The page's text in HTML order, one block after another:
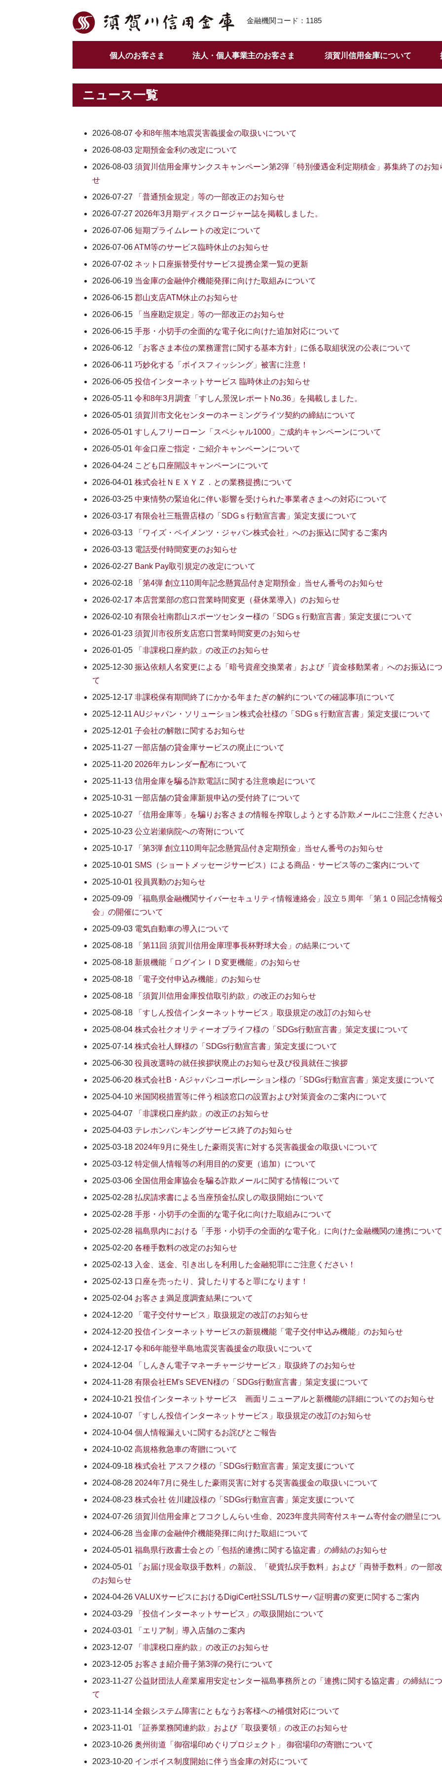
金融機関コード：1185
個人のお客さま 法人・個人事業主のお客さま 須賀川信用金庫について
ニュース一覧
2026-08-07 令和8年熊本地震災害義援金の取扱いについて
2026-08-03 定期預金金利の改定について
2026-08-03 須賀川信用金庫サンクスキャンペーン第2弾「特別優遇金利定期積金」募集終了のお知
せ
2026-07-27
「普通預金規定」等の一部改正のお知らせ
2026-07-27 2026年3月期ディスクロージャー誌を掲載しました。
2026-07-06 短期プライムレートの改定について
2026-07-06ATM等のサービス臨時休止のお知らせ
2026-07-02 ネット口座振替受付サービス提携企業一覧の更新
2026-06-19 当金庫の金融仲介機能発揮に向けた取組みについて
2026-06-15 郡山支店ATM休止のお知らせ
2026-06-15
「当座勘定規定」等の一部改正のお知らせ
2026-06-15 手形・小切手の全面的な電子化に向けた追加対応について
2026-06-12
「お客さま本位の業務運営に関する基本方針」に係る取組状況の公表について
2026-06-11 巧妙化する「ボイスフィッシング」被害に注意！
2026-06-05 投信インターネットサービス 臨時休止のお知らせ
2026-05-11 令和8年3月調査「すしん景況レポートNo.36」を掲載しました。
2026-05-01 須賀川市文化センターのネーミングライツ契約の締結について
2026-05-01 すしんフリーローン「スペシャル1000」ご成約キャンペーンについて
2026-05-01 年金口座ご指定・ご紹介キャンペーンについて
2026-04-24 こども口座開設キャンペーンについて
2026-04-01 株式会社ＮＥＸＹＺ．との業務提携について
2026-03-25 中東情勢の緊迫化に伴い影響を受けられた事業者さまへの対応について
2026-03-17 有限会社三瓶畳店様の「SDGｓ行動宣言書」策定支援について
2026-03-13
「ワイズ・ペイメンツ・ジャパン株式会社」へのお振込に関するご案内
2026-03-13 電話受付時間変更のお知らせ
2026-02-27 Bank Pay取引規定の改定について
2026-02-18
「第4弾 創立110周年記念懸賞品付き定期預金」当せん番号のお知らせ
2026-02-17 本店営業部の窓口営業時間変更（昼休業導入）のお知らせ
2026-02-10 有限会社南郡山スポーツセンター様の「SDGｓ行動宣言書」策定支援について
2026-01-23 須賀川市役所支店窓口営業時間変更のお知らせ
2026-01-05
「非課税口座約款」の改正のお知らせ
2025-12-30 振込依頼人名変更による「暗号資産交換業者」および「資金移動業者」へのお振込に
て
2025-12-17 非課税保有期間終了にかかる年またぎの解約についての確認事項について
2025-12-11 AUジャパン・ソリューション株式会社様の「SDGｓ行動宣言書」策定支援について
2025-12-01 子会社の解散に関するお知らせ
2025-11-27 一部店舗の貸金庫サービスの廃止について
2025-11-20 2026年カレンダー配布について
2025-11-13 信用金庫を騙る詐欺電話に関する注意喚起について
2025-10-31 一部店舗の貸金庫新規申込の受付終了について
2025-10-27
「信用金庫等」を騙りお客さまの情報を搾取しようとする詐欺メールにご注意ください
2025-10-23 公立岩瀬病院への寄附について
2025-10-17
「第3弾 創立110周年記念懸賞品付き定期預金」当せん番号のお知らせ
2025-10-01 SMS（ショートメッセージサービス）による商品・サービス等のご案内について
2025-10-01 役員異動のお知らせ
2025-09-09
「福島県金融機関サイバーセキュリティ情報連絡会」設立５周年 「第１０回記念情報
会」の開催について
2025-09-03 電気自動車の導入について
2025-08-18
「第11回 須賀川信用金庫理事長杯野球大会」の結果について
2025-08-18 新規機能「ログインＩＤ変更機能」のお知らせ
2025-08-18
「電子交付申込み機能」のお知らせ
2025-08-18
「須賀川信用金庫投信取引約款」の改正のお知らせ
2025-08-18
「すしん投信インターネットサービス」取扱規定の改訂のお知らせ
2025-08-04 株式会社クオリティーオブライフ様の「SDGs行動宣言書」策定支援について
2025-07-14 株式会社人輝様の「SDGs行動宣言書」策定支援について
2025-06-30 役員改選時の就任挨拶状廃止のお知らせ及び役員就任ご挨拶
2025-06-20 株式会社B・Aジャパンコーポレーション様の「SDGs行動宣言書」策定支援について
2025-04-10 米国関税措置等に伴う相談窓口の設置および対策資金のご案内について
2025-04-07
「非課税口座約款」の改正のお知らせ
2025-04-03 テレホンバンキングサービス終了のお知らせ
2025-03-18 2024年9月に発生した豪雨災害に対する災害義援金の取扱いについて
2025-03-12 特定個人情報等の利用目的の変更（追加）について
2025-03-06 全国信用金庫協会を騙る詐欺メールに関する情報について
2025-02-28 払戻請求書による当座預金払戻しの取扱開始について
2025-02-28 手形・小切手の全面的な電子化に向けた取組みについて
2025-02-28 福島県内における「手形・小切手の全面的な電子化」に向けた金融機関の連携について
2025-02-20 各種手数料の改定のお知らせ
2025-02-13 入金、送金、引き出しを利用した金融犯罪にご注意ください！
2025-02-13 口座を売ったり、貸したりすると罪になります！
2025-02-04 お客さま満足度調査結果について
2024-12-20
「電子交付サービス」取扱規定の改訂のお知らせ
2024-12-20 投信インターネットサービスの新規機能「電子交付申込み機能」のお知らせ
2024-12-17 令和6年能登半島地震災害義援金の取扱いについて
2024-12-04
「しんきん電子マネーチャージサービス」取扱終了のお知らせ
2024-11-28 有限会社EM's SEVEN様の「SDGs行動宣言書」策定支援について
2024-10-21 投信インターネットサービス 画面リニューアルと新機能の詳細についてのお知らせ
2024-10-07
「すしん投信インターネットサービス」取扱規定の改訂のお知らせ
2024-10-04 個人情報漏えいに関するお詫びとご報告
2024-10-02 高規格救急車の寄贈について
2024-09-18 株式会社 アスフク様の「SDGs行動宣言書」策定支援について
2024-08-28 2024年7月に発生した豪雨災害に対する災害義援金の取扱いについて
2024-08-23 株式会社 佐川建設様の「SDGs行動宣言書」策定支援について
2024-07-26 須賀川信用金庫とフコクしんらい生命、2023年度共同寄付スキーム寄付金の贈呈につ
2024-06-28 当金庫の金融仲介機能発揮に向けた取組について
2024-05-01 福島県行政書士会との「包括的連携に関する協定書」の締結のお知らせ
2024-05-01
「お届け現金取扱手数料」の新設、「硬貨払戻手数料」および「両替手数料」の一部
のお知らせ
2024-04-26 VALUXサービスにおけるDigiCert社SSL/TLSサーバ証明書の変更に関するご案内
2024-03-29
「投信インターネットサービス」の取扱開始について
2024-03-01
「エリア制」導入店舗のご案内
2023-12-07
「非課税口座約款」の改正のお知らせ
2023-12-05 お客さま紹介冊子第3弾の発行について
2023-11-27 公益財団法人産業雇用安定センター福島事務所との「連携に関する協定書」の締結に
て
2023-11-14 全銀システム障害にともなうお客様への補償対応について
2023-11-01
「証券業務関連約款」および「取扱要領」の改正のお知らせ
2023-10-26 奥州街道「御宿場印めぐりプロジェクト」 御宿場印の寄贈について
2023-10-20 インボイス制度開始に伴う当金庫の対応について